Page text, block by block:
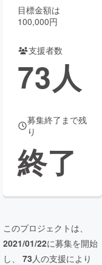
コミュニティ
目標金額は
100,000円
支援者数
73人
募集終了まで残
り
終了
このプロジェクトは、
2021/01/22に募集を開始
し、 73人の支援により